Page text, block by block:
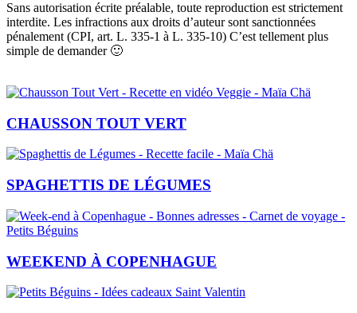
Sans autorisation écrite préalable, toute reproduction est strictement
interdite. Les infractions aux droits d’auteur sont sanctionnées
pénalement (CPI, art. L. 335-1 à L. 335-10) C’est tellement plus
simple de demander 🙂
CHAUSSON TOUT VERT
SPAGHETTIS DE LÉGUMES
WEEKEND À COPENHAGUE